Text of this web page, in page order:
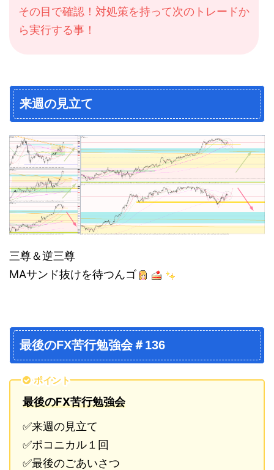
その目で確認！対処策を持って次のトレードか
ら実行する事！
来週の見立て
三尊＆逆三尊
MAサンド抜けを待つんゴ
最後のFX苦行勉強会＃136
ポイント
最後のFX苦行勉強会
✅来週の見立て
✅ポコニカル１回
✅最後のごあいさつ